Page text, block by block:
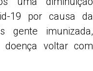
19 por causa da
gente imunizada,
voltar com